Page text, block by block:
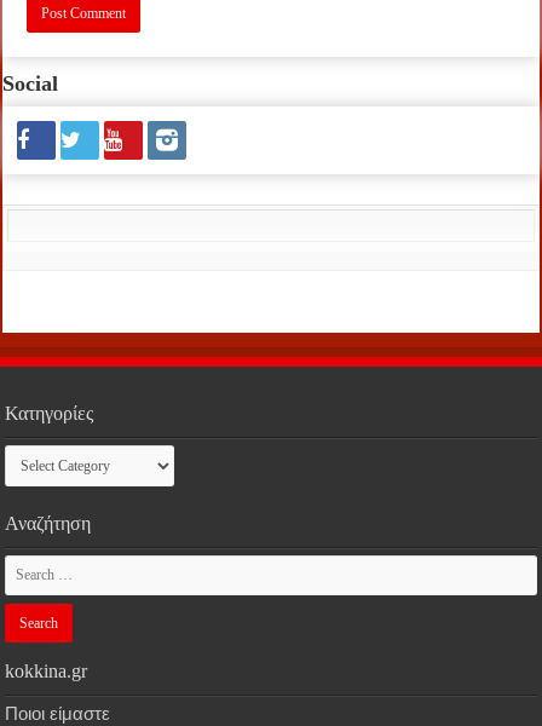
Social
Κατηγορίες
Κατηγορίες
Αναζήτηση
kokkina.gr
Ποιοι είμαστε